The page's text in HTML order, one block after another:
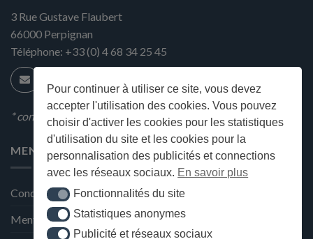
Pour continuer à utiliser ce site, vous devez
accepter l'utilisation des cookies. Vous pouvez
choisir d'activer les cookies pour les statistiques
d'utilisation du site et les cookies pour la
personnalisation des publicités et connections
avec les réseaux sociaux. En savoir plus
Fonctionnalités du site
Fonctionnalités du site
Statistiques anonymes
Statistiques anonymes
Publicité et réseaux sociaux
Publicité et réseaux sociaux
3 Rue Gustave Flaubert
66000 Perpignan
Téléphone: +33 (0) 4 68 34 25 45
* condition en magasin
MENU
Conditions générales de ventes
Mentions Légales et Politique de confidentialité